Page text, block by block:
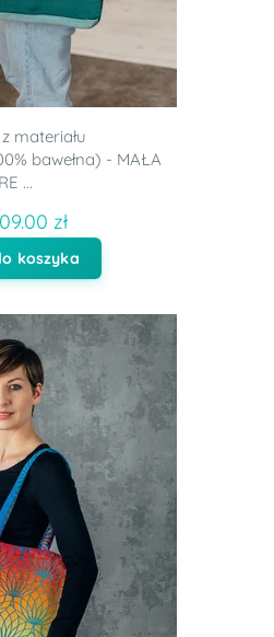
materiału
bawełna) - MAŁA
...
zł
koszyka